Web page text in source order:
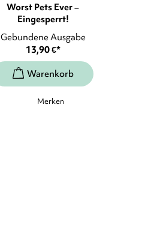
Worst Pets Ever –
Eingesperrt!
Gebundene Ausgabe
13,90€*
Merken